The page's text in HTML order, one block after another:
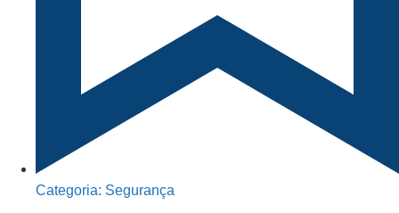
Categoria: Segurança